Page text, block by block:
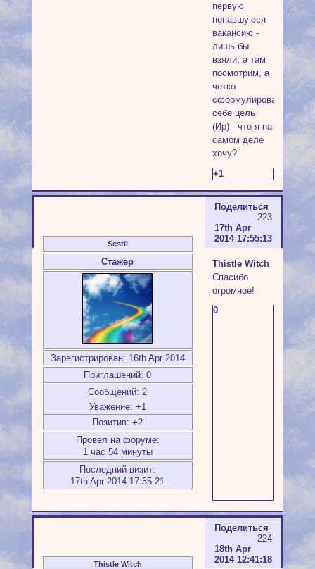
первую
попавшуюся
вакансию -
лишь бы
взяли, а там
посмотрим, а
четко
сформулировать
себе цель
(Ир) - что я на
самом деле
хочу?
+1
Поделиться
223
17th Apr
2014 17:55:13
Sestil
Стажер
Зарегистрирован: 16th Apr 2014
Приглашений: 0
Сообщений: 2
Уважение: +1
Позитив: +2
Провел на форуме:
1 час 54 минуты
Последний визит:
17th Apr 2014 17:55:21
Thistle Witch
Спасибо
огромное!
0
Поделиться
224
18th Apr
2014 12:41:18
Thistle Witch